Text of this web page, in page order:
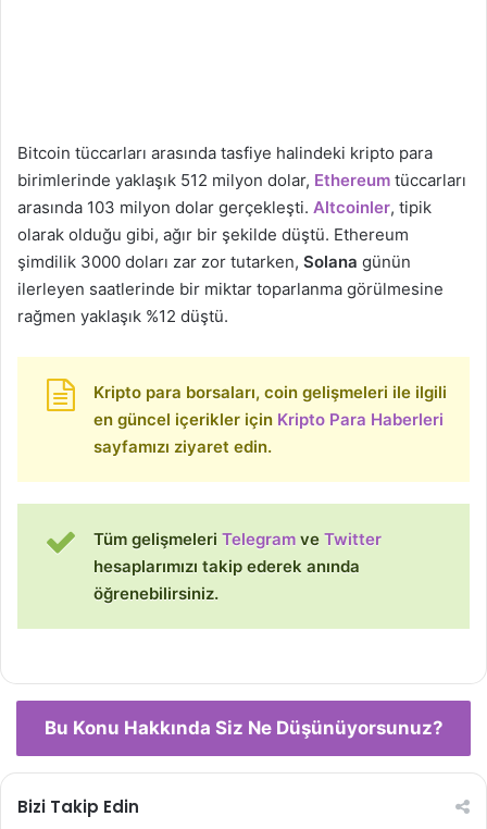
Bitcoin tüccarları arasında tasfiye halindeki kripto para
birimlerinde yaklaşık 512 milyon dolar, Ethereum tüccarları
arasında 103 milyon dolar gerçekleşti. Altcoinler, tipik
olarak olduğu gibi, ağır bir şekilde düştü. Ethereum
şimdilik 3000 doları zar zor tutarken, Solana günün
ilerleyen saatlerinde bir miktar toparlanma görülmesine
rağmen yaklaşık %12 düştü.
Kripto para borsaları, coin gelişmeleri ile ilgili
en güncel içerikler için Kripto Para Haberleri
sayfamızı ziyaret edin.
Tüm gelişmeleri Telegram ve Twitter
hesaplarımızı takip ederek anında
öğrenebilirsiniz.
Bu Konu Hakkında Siz Ne Düşünüyorsunuz?
Bizi Takip Edin